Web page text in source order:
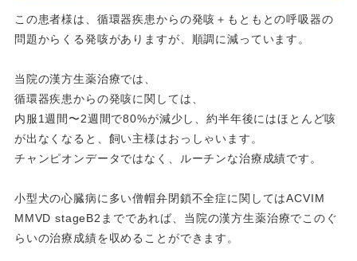
この患者様は、循環器疾患からの発咳＋もともとの呼吸器の
問題からくる発咳がありますが、順調に減っています。
当院の漢方生薬治療では、
循環器疾患からの発咳に関しては、
内服1週間〜2週間で80%が減少し、約半年後にはほとんど咳
が出なくなると、飼い主様はおっしゃいます。
チャンピオンデータではなく、ルーチンな治療成績です。
小型犬の心臓病に多い僧帽弁閉鎖不全症に関してはACVIM
MMVD stageB2までであれば、当院の漢方生薬治療でこのぐ
らいの治療成績を収めることができます。